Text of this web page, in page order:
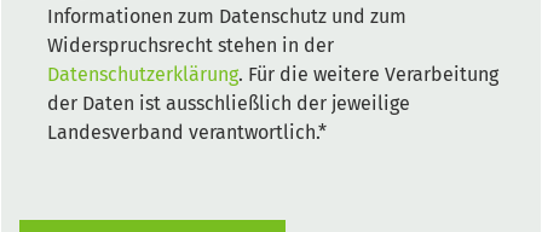
Informationen zum Datenschutz und zum
Widerspruchsrecht stehen in der
Datenschutzerklärung. Für die weitere Verarbeitung
der Daten ist ausschließlich der jeweilige
Landesverband verantwortlich.*